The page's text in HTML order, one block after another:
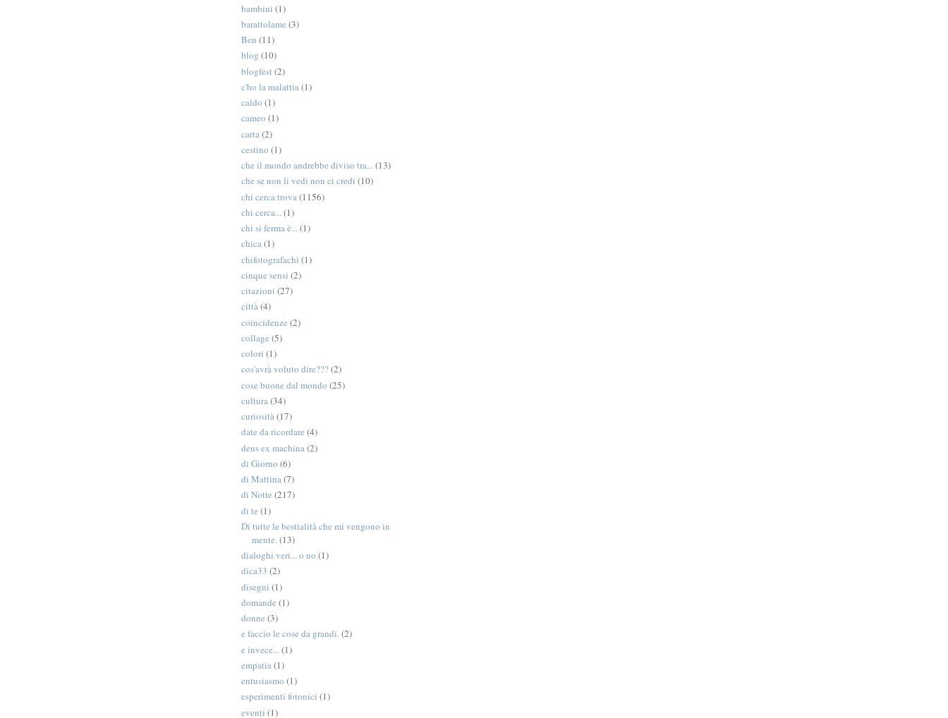
bambini (1)
barattolame (3)
Ben (11)
blog (10)
blogfest (2)
c'ho la malattia(1)
caldo (1)
cameo (1)
carta(2)
cestino (1)
che il mondo andrebbe diviso tra...(13)
che se non li vedi non ci credi (10)
chi cerca trova(1156)
chi cerca...(1)
chi si ferma è...(1)
chica(1)
chifotografachi (1)
cinque sensi (2)
citazioni (27)
città(4)
coincidenze (2)
collage (5)
colori (1)
cos'avrà voluto dire???(2)
cose buone dal mondo (25)
cultura(34)
curiosità(17)
date da ricordare (4)
deus ex machina(2)
di Giorno (6)
di Mattina(7)
di Notte (217)
di te (1)
Di tutte le bestialità che mi vengono in
mente.(13)
dialoghi veri... o no (1)
dica33 (2)
disegni (1)
domande (1)
donne (3)
e faccio le cose da grandi.(2)
e invece...(1)
empatia(1)
entusiasmo (1)
esperimenti fotonici (1)
eventi (1)